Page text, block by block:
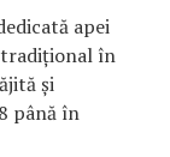
apei
în
și
până în